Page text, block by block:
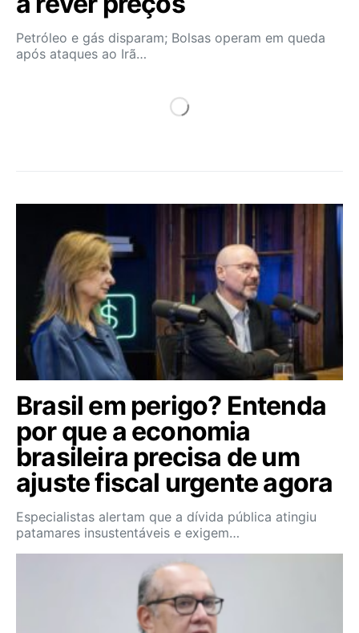
Petróleo e gás disparam; Bolsas operam em queda
após ataques ao Irã…
Brasil em perigo? Entenda
por que a economia
brasileira precisa de um
ajuste fiscal urgente agora
Especialistas alertam que a dívida pública atingiu
patamares insustentáveis e exigem…